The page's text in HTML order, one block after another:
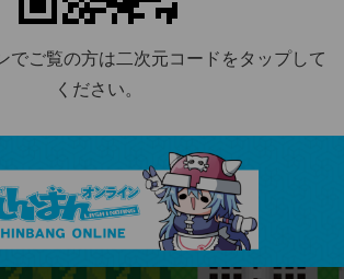
でご覧の方は二次元コードをタップして
ください。